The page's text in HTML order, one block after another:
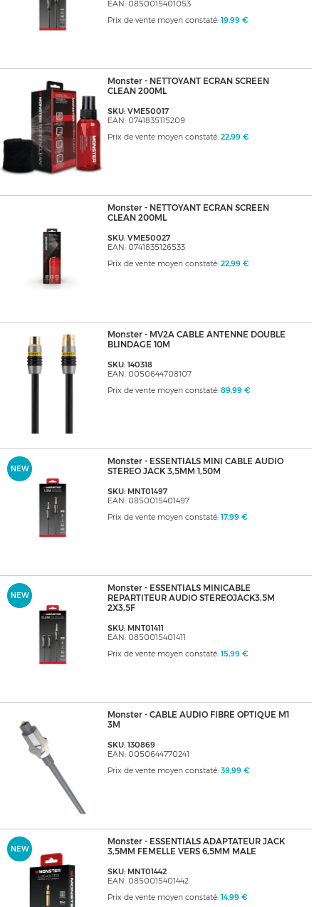
EAN: 0850015401053
Prix de vente moyen constaté: 19,99 €
Monster - NETTOYANT ECRAN SCREEN
CLEAN 200ML
SKU: VME50017
EAN: 0741835115209
Prix de vente moyen constaté: 22,99 €
Monster - NETTOYANT ECRAN SCREEN
CLEAN 200ML
SKU: VME50027
EAN: 0741835126533
Prix de vente moyen constaté: 22,99 €
Monster - MV2A CABLE ANTENNE DOUBLE
BLINDAGE 10M
SKU: 140318
EAN: 0050644708107
Prix de vente moyen constaté: 89,99 €
NEW
Monster - ESSENTIALS MINI CABLE AUDIO
STEREO JACK 3,5MM 1,50M
SKU: MNT01497
EAN: 0850015401497
Prix de vente moyen constaté: 17,99 €
NEW
Monster - ESSENTIALS MINICABLE
REPARTITEUR AUDIO STEREOJACK3,5M
2X3,5F
SKU: MNT01411
EAN: 0850015401411
Prix de vente moyen constaté: 15,99 €
Monster - CABLE AUDIO FIBRE OPTIQUE M1
3M
SKU: 130869
EAN: 0050644770241
Prix de vente moyen constaté: 39,99 €
NEW
Monster - ESSENTIALS ADAPTATEUR JACK
3,5MM FEMELLE VERS 6,5MM MALE
SKU: MNT01442
EAN: 0850015401442
Prix de vente moyen constaté: 14,99 €